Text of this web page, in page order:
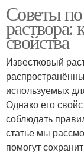
Советы
раствора:
свойства
Известковый
используемых
Однако его
соблюдать
статье мы
помогут